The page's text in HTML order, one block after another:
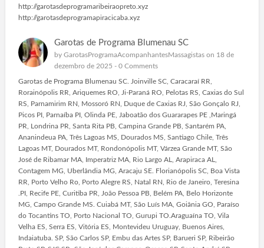
http://garotasdeprogramaribeiraopreto.xyz
http://garotasdeprogramapiracicaba.xyz
Garotas de Programa Blumenau SC
by GarotasProgramaAcompanhantesMassagistason 18 de
dezembro de 2025 - 0 Comments
Garotas de Programa Blumenau SC. Joinville SC, Caracaraí RR,
Rorainópolis RR, Ariquemes RO, Ji-Paraná RO, Pelotas RS, Caxias do Sul
RS, Parnamirim RN, Mossoró RN, Duque de Caxias RJ, São Gonçalo RJ,
Picos PI, Parnaíba PI, Olinda PE, Jaboatão dos Guararapes PE ,Maringá
PR, Londrina PR, Santa Rita PB, Campina Grande PB, Santarém PA,
Ananindeua PA, Três Lagoas MS, Dourados MS, Santiago Chile, Três
Lagoas MT, Dourados MT, Rondonópolis MT, Várzea Grande MT, São
José de Ribamar MA, Imperatriz MA, Rio Largo AL, Arapiraca AL,
Contagem MG, Uberlândia MG, Aracaju SE. Florianópolis SC, Boa Vista
RR, Porto Velho Ro, Porto Alegre RS, Natal RN, Rio de Janeiro, Teresina
.PI, Recife PE, Curitiba PR, João Pessoa PB, Belém PA, Belo Horizonte
MG, Campo Grande MS. Cuiabá MT, São Luís MA, Goiânia GO, Paraíso
do Tocantins TO, Porto Nacional TO, Gurupi TO.Araguaína TO, Vila
Velha ES, Serra ES, Vitória ES, Montevideu Uruguay, Buenos Aires,
Indaiatuba. SP, São Carlos SP, Embu das Artes SP, Barueri SP, Ribeirão